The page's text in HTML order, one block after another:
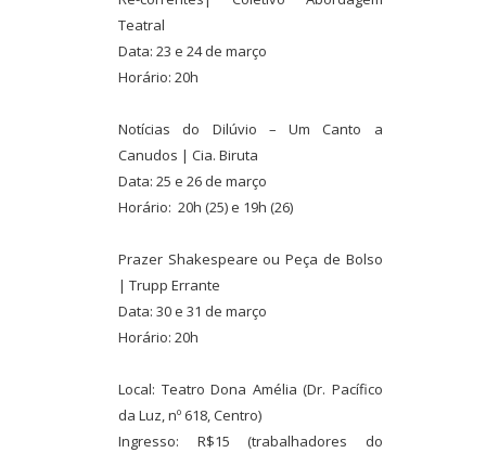
Teatral
Data: 23 e 24 de março
Horário: 20h
Notícias do Dilúvio – Um Canto a
Canudos | Cia. Biruta
Data: 25 e 26 de março
Horário: 20h (25) e 19h (26)
Prazer Shakespeare ou Peça de Bolso
| Trupp Errante
Data: 30 e 31 de março
Horário: 20h
Local: Teatro Dona Amélia (Dr. Pacífico
da Luz, nº 618, Centro)
Ingresso: R$15 (trabalhadores do